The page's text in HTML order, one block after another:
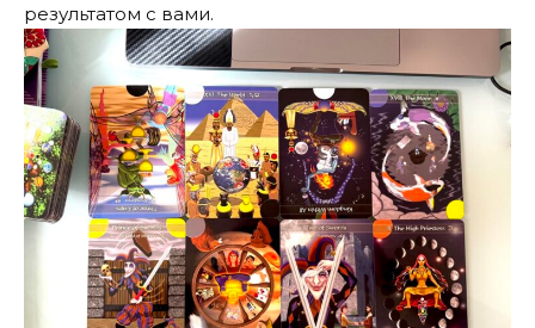
результатом с вами.